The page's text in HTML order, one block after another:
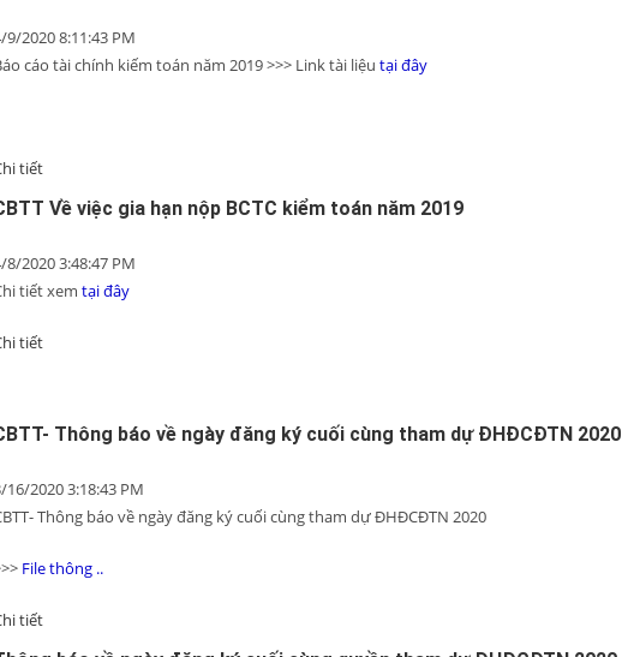
9/2020 8:11:43 PM
cáo tài chính kiếm toán năm 2019 >>> Link tài liệu tại đây
tiết
Về việc gia hạn nộp BCTC kiểm toán năm 2019
8/2020 3:48:47 PM
tiết xem tại đây
tiết
Thông báo về ngày đăng ký cuối cùng tham dự ĐHĐCĐTN 2020
16/2020 3:18:43 PM
Thông báo về ngày đăng ký cuối cùng tham dự ĐHĐCĐTN 2020
File thông ..
tiết